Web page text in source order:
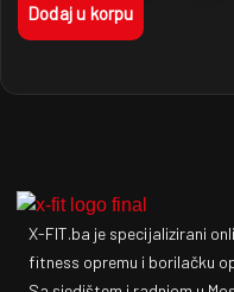
Dodaj u korpu
X-FIT.ba je specijalizirani
fitness opremu i borilačku